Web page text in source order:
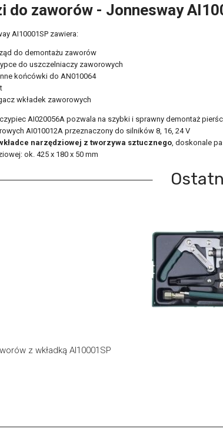
do zaworów - Jonnesway
AI10001SP zawiera:
do demontażu zaworów
do uszczelniaczy zaworowych
końcówki do AN010064
wkładek zaworowych
AI020056A pozwala na szybki i sprawny demontaż
AI010012A przeznaczony do silników 8, 16, 24 V
narzędziowej z tworzywa sztucznego, doskonale
ok. 425 x 180 x 50 mm
z wkładką AI10001SP